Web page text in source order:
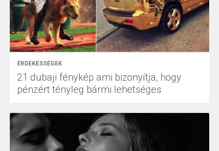
ÉRDEKESSÉGEK
21 dubaji fénykép ami bizonyítja, hogy
pénzért tényleg bármi lehetséges